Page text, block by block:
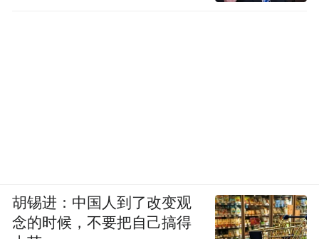
胡锡进：中国人到了改变观
念的时候，不要把自己搞得